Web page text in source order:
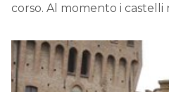
corso. Al momento i castelli